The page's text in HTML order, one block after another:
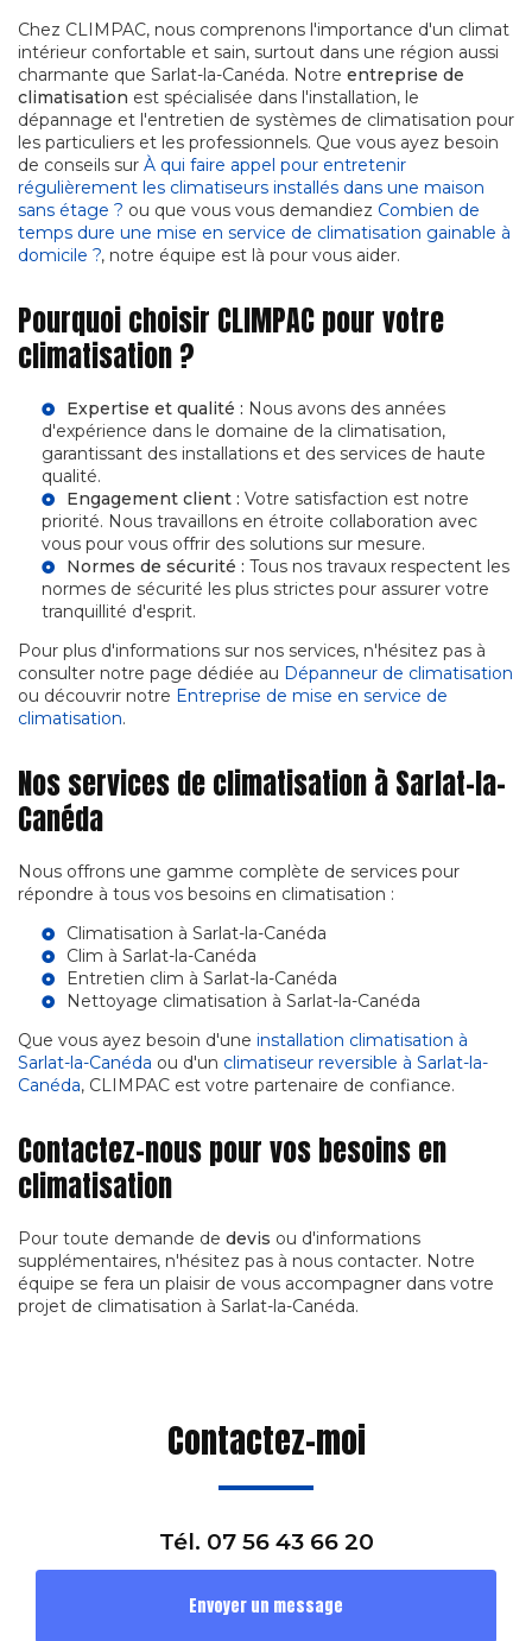
Chez CLIMPAC, nous comprenons l'importance d'un climat
intérieur confortable et sain, surtout dans une région aussi
charmante que Sarlat-la-Canéda. Notre entreprise de
climatisation est spécialisée dans l'installation, le
dépannage et l'entretien de systèmes de climatisation pour
les particuliers et les professionnels. Que vous ayez besoin
de conseils sur À qui faire appel pour entretenir
régulièrement les climatiseurs installés dans une maison
sans étage ? ou que vous vous demandiez Combien de
temps dure une mise en service de climatisation gainable à
domicile ?, notre équipe est là pour vous aider.
Pourquoi choisir CLIMPAC pour votre
climatisation ?
Expertise et qualité : Nous avons des années
d'expérience dans le domaine de la climatisation,
garantissant des installations et des services de haute
qualité.
Engagement client : Votre satisfaction est notre
priorité. Nous travaillons en étroite collaboration avec
vous pour vous offrir des solutions sur mesure.
Normes de sécurité : Tous nos travaux respectent les
normes de sécurité les plus strictes pour assurer votre
tranquillité d'esprit.
Pour plus d'informations sur nos services, n'hésitez pas à
consulter notre page dédiée au Dépanneur de climatisation
ou découvrir notre Entreprise de mise en service de
climatisation.
Nos services de climatisation à Sarlat-la-
Canéda
Nous offrons une gamme complète de services pour
répondre à tous vos besoins en climatisation :
Climatisation à Sarlat-la-Canéda
Clim à Sarlat-la-Canéda
Entretien clim à Sarlat-la-Canéda
Nettoyage climatisation à Sarlat-la-Canéda
Que vous ayez besoin d'une installation climatisation à
Sarlat-la-Canéda ou d'un climatiseur reversible à Sarlat-la-
Canéda, CLIMPAC est votre partenaire de confiance.
Contactez-nous pour vos besoins en
climatisation
Pour toute demande de devis ou d'informations
supplémentaires, n'hésitez pas à nous contacter. Notre
équipe se fera un plaisir de vous accompagner dans votre
projet de climatisation à Sarlat-la-Canéda.
Contactez-moi
Tél. 07 56 43 66 20
Envoyer un message